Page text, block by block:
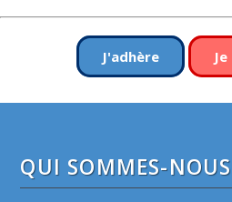
J'adhère
QUI SOMMES-NOUS